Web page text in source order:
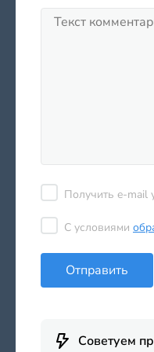
Получить e-mail
С условиями
Отправить
Советуем